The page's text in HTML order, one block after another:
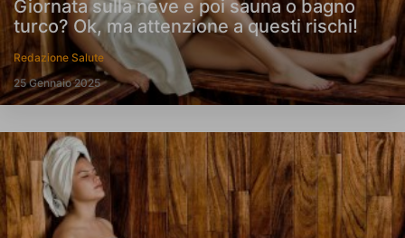
Giornata sulla neve e poi sauna o bagno
turco? Ok, ma attenzione a questi rischi!
Redazione Salute
25 Gennaio 2025